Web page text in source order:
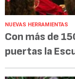
NUEVAS HERRAMIENTAS
Con más de
puertas la